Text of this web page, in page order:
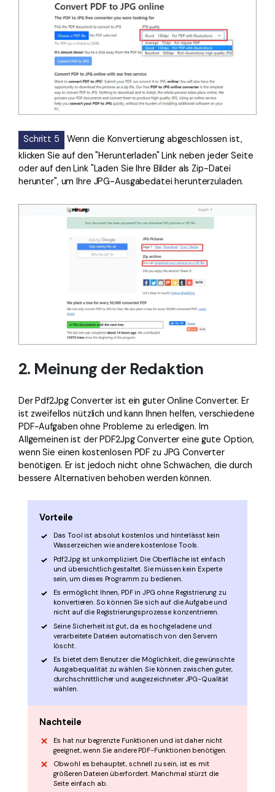
Schritt 5
Wenn die Konvertierung abgeschlossen ist,
klicken Sie auf den "Herunterladen" Link neben jeder Seite
oder auf den Link "Laden Sie Ihre Bilder als Zip-Datei
herunter", um Ihre JPG-Ausgabedatei herunterzuladen.
2. Meinung der Redaktion
Der Pdf2Jpg Converter ist ein guter Online Converter. Er
ist zweifellos nützlich und kann Ihnen helfen, verschiedene
PDF-Aufgaben ohne Probleme zu erledigen. Im
Allgemeinen ist der PDF2Jpg Converter eine gute Option,
wenn Sie einen kostenlosen PDF zu JPG Converter
benötigen. Er ist jedoch nicht ohne Schwächen, die durch
bessere Alternativen behoben werden können.
Vorteile
Das Tool ist absolut kostenlos und hinterlässt kein
Wasserzeichen wie andere kostenlose Tools.
Pdf2Jpg ist unkompliziert. Die Oberfläche ist einfach
und übersichtlich gestaltet. Sie müssen kein Experte
sein, um dieses Programm zu bedienen.
Es ermöglicht Ihnen, PDF in JPG ohne Registrierung zu
konvertieren. So können Sie sich auf die Aufgabe und
nicht auf die Registrierungsprozesse konzentrieren.
Seine Sicherheit ist gut, da es hochgeladene und
verarbeitete Dateien automatisch von den Servern
löscht.
Es bietet dem Benutzer die Möglichkeit, die gewünschte
Ausgabequalität zu wählen. Sie können zwischen guter,
durchschnittlicher und ausgezeichneter JPG-Qualität
wählen.
Nachteile
Es hat nur begrenzte Funktionen und ist daher nicht
geeignet, wenn Sie andere PDF-Funktionen benötigen.
Obwohl es behauptet, schnell zu sein, ist es mit
größeren Dateien überfordert. Manchmal stürzt die
Seite einfach ab.